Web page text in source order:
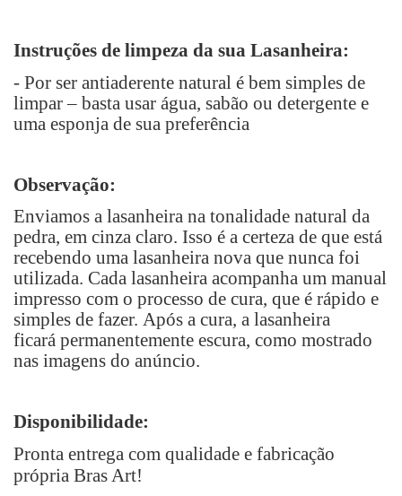
Instruções de limpeza da sua Lasanheira:
- Por ser antiaderente natural é bem simples de
limpar– basta usar água, sabão ou detergente e
uma esponja de sua preferência
Observação:
Enviamos a lasanheira na tonalidade natural da
pedra, em cinza claro. Isso é a certeza de que está
recebendo uma lasanheira nova que nunca foi
utilizada. Cada lasanheira acompanha um manual
impresso com o processo de cura, que é rápido e
simples de fazer. Após a cura, a lasanheira
ficará permanentemente escura, como mostrado
nas imagens do anúncio.
Disponibilidade:
Pronta entrega com qualidade e fabricação
própria Bras Art!